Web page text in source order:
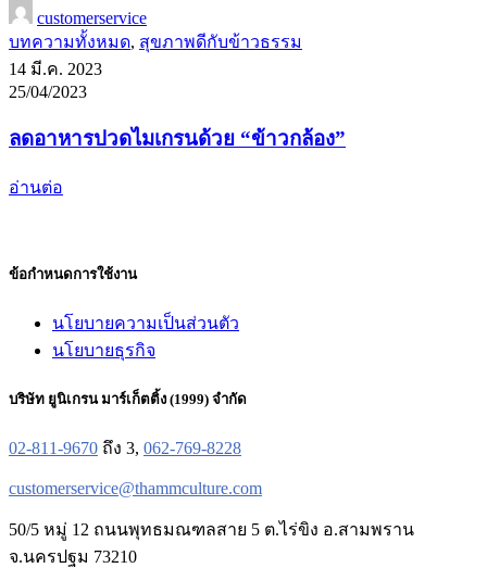
customerservice
บทความทั้งหมด, สุขภาพดีกับข้าวธรรม
14 มี.ค. 2023
25/04/2023
ลดอาหารปวดไมเกรนด้วย “ข้าวกล้อง”
อ่านต่อ
ข้อกำหนดการใช้งาน
นโยบายความเป็นส่วนตัว
นโยบายธุรกิจ
บริษัท ยูนิเกรน มาร์เก็ตติ้ง (1999) จำกัด
02-811-9670 ถึง 3, 062-769-8228
customerservice@thammculture.com
50/5 หมู่ 12 ถนนพุทธมณฑลสาย 5 ต.ไร่ขิง อ.สามพราน
จ.นครปฐม 73210